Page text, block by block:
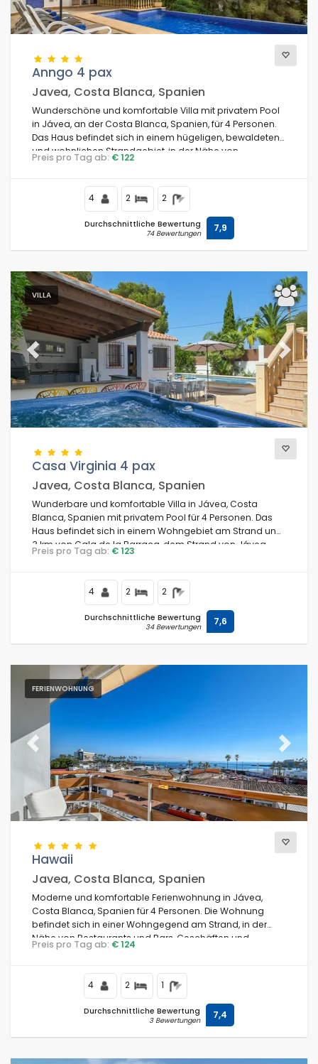
Anngo 4 pax
Javea, Costa Blanca, Spanien
Wunderschöne und komfortable Villa mit privatem Pool
in Jávea, an der Costa Blanca, Spanien, für 4 Personen.
Das Haus befindet sich in einem hügeligen, bewaldeten
und wohnlichen Strandgebiet, in der Nähe von
Supermärkten und 4 km vom Strand La Granadella,
Preis pro Tag ab: € 122
4 2 2
Durchschnittliche Bewertung
74 Bewertungen 7,9
VILLA
Previous Next
Casa Virginia 4 pax
Javea, Costa Blanca, Spanien
Wunderbare und komfortable Villa in Jávea, Costa
Blanca, Spanien mit privatem Pool für 4 Personen. Das
Haus befindet sich in einem Wohngebiet am Strand und
3 km von Cala de la Barraca, dem Strand von Jávea,
entfernt.
Preis pro Tag ab: € 123
4 2 2
Durchschnittliche Bewertung
34 Bewertungen 7,6
FERIENWOHNUNG
Previous Next
Hawaii
Javea, Costa Blanca, Spanien
Moderne und komfortable Ferienwohnung in Jávea,
Costa Blanca, Spanien für 4 Personen. Die Wohnung
befindet sich in einer Wohngegend am Strand, in der
Nähe von Restaurants und Bars, Geschäften und
Supermärkten, 100 Meter vom Strand El Arenal, Jávea,
Preis pro Tag ab: € 124
4 2 1
Durchschnittliche Bewertung
3 Bewertungen 7,4